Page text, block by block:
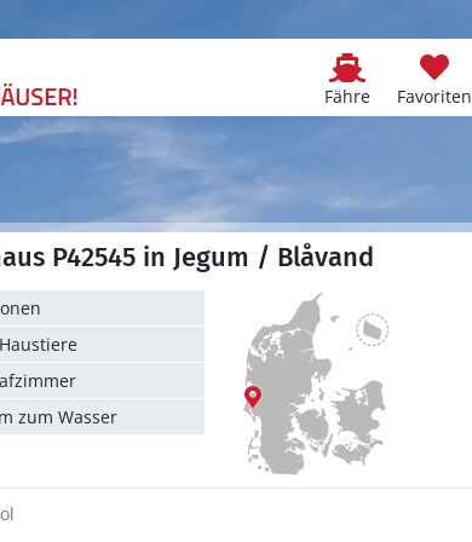
Fähre Favoriten
P42545 in Jegum / Blåvand
zum Wasser